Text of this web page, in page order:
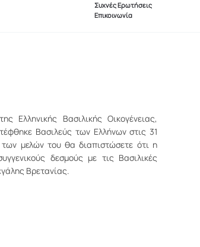
Συχνές Ερωτήσεις
Επικοινωνία
Ελληνικής Βασιλικής Οικογένειας,
Βασιλεύς των Ελλήνων στις 31
μελών του θα διαπιστώσετε ότι η
δεσμούς με τις Βασιλικές
Βρετανίας.